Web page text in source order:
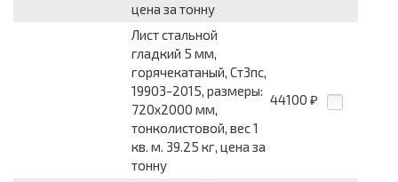
цена за тонну
Лист стальной
гладкий 5 мм,
горячекатаный, Ст3пс,
19903-2015, размеры:
720x2000 мм,
тонколистовой, вес 1
кв. м. 39.25 кг, цена за
тонну
44100 ₽